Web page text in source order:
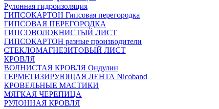
Рулонная гидроизоляция
ГИПСОКАРТОН Гипсовая перегородка
ГИПСОВАЯ ПЕРЕГОРОДКА
ГИПСОВОЛОКНИСТЫЙ ЛИСТ
ГИПСОКАРТОН разные производители
СТЕКЛОМАГНЕЗИТОВЫЙ ЛИСТ
КРОВЛЯ
ВОЛНИСТАЯ КРОВЛЯ Ондулин
ГЕРМЕТИЗИРУЮЩАЯ ЛЕНТА Nicoband
КРОВЕЛЬНЫЕ МАСТИКИ
МЯГКАЯ ЧЕРЕПИЦА
РУЛОННАЯ КРОВЛЯ